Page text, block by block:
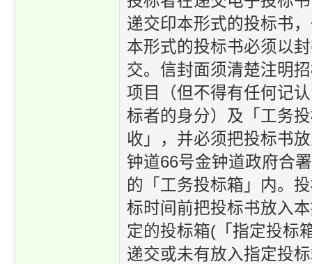
递交印本形式的投标书
本形式的投标书必须以
交。信封面须清楚注明
项目（但不得有任何记
标者的身分）及「工务
收」，并必须把投标书
钟道66号金钟道政府合
的「工务投标箱」内。
标时间前把投标书放入
定的投标箱(「指定投标
递交或未有放入指定投